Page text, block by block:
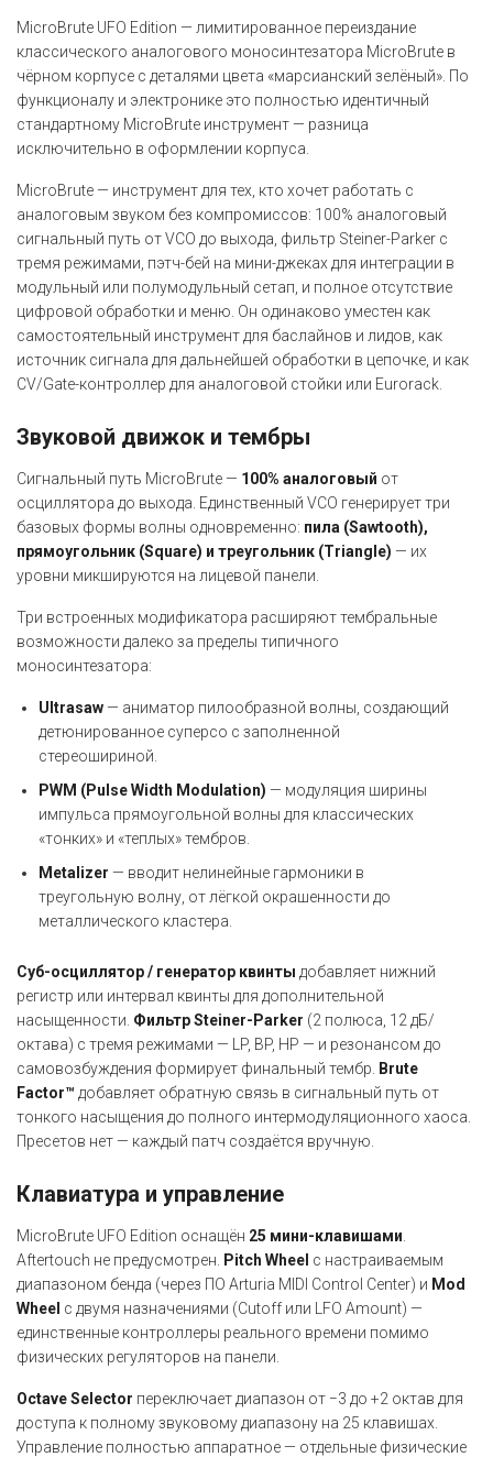
MicroBrute UFO Edition — лимитированное переиздание
классического аналогового моносинтезатора MicroBrute в
чёрном корпусе с деталями цвета «марсианский зелёный». По
функционалу и электронике это полностью идентичный
стандартному MicroBrute инструмент — разница
исключительно в оформлении корпуса.
MicroBrute — инструмент для тех, кто хочет работать с
аналоговым звуком без компромиссов: 100% аналоговый
сигнальный путь от VCO до выхода, фильтр Steiner-Parker с
тремя режимами, пэтч-бей на мини-джеках для интеграции в
модульный или полумодульный сетап, и полное отсутствие
цифровой обработки и меню. Он одинаково уместен как
самостоятельный инструмент для баслайнов и лидов, как
источник сигнала для дальнейшей обработки в цепочке, и как
CV/Gate-контроллер для аналоговой стойки или Eurorack.
Звуковой движок и тембры
Сигнальный путь MicroBrute — 100% аналоговый от
осциллятора до выхода. Единственный VCO генерирует три
базовых формы волны одновременно: пила (Sawtooth),
прямоугольник (Square) и треугольник (Triangle) — их
уровни микшируются на лицевой панели.
Три встроенных модификатора расширяют тембральные
возможности далеко за пределы типичного
моносинтезатора:
Ultrasaw — аниматор пилообразной волны, создающий
детюнированное суперсо с заполненной
стереошириной.
PWM (Pulse Width Modulation) — модуляция ширины
импульса прямоугольной волны для классических
«тонких» и «теплых» тембров.
Metalizer — вводит нелинейные гармоники в
треугольную волну, от лёгкой окрашенности до
металлического кластера.
Суб-осциллятор / генератор квинты добавляет нижний
регистр или интервал квинты для дополнительной
насыщенности. Фильтр Steiner-Parker (2 полюса, 12 дБ/
октава) с тремя режимами — LP, BP, HP — и резонансом до
самовозбуждения формирует финальный тембр.
Brute
Factor™ добавляет обратную связь в сигнальный путь от
тонкого насыщения до полного интермодуляционного хаоса.
Пресетов нет — каждый патч создаётся вручную.
Клавиатура и управление
MicroBrute UFO Edition оснащён 25 мини-клавишами
Aftertouch не предусмотрен.
Pitch Wheel с настраиваемым
диапазоном бенда (через ПО Arturia MIDI Control Center) и Mod
Wheel с двумя назначениями (Cutoff или LFO Amount) —
единственные контроллеры реального времени помимо
физических регуляторов на панели.
Octave Selector переключает диапазон от −3 до +2 октав для
доступа к полному звуковому диапазону на 25 клавишах.
Управление полностью аппаратное — отдельные физические